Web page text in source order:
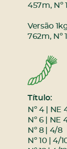
457m, Nº
Versão
762m, Nº
Título:
Nº 4 | NE
Nº 6 | NE
Nº 8 | 4/8
Nº 10 | 4/